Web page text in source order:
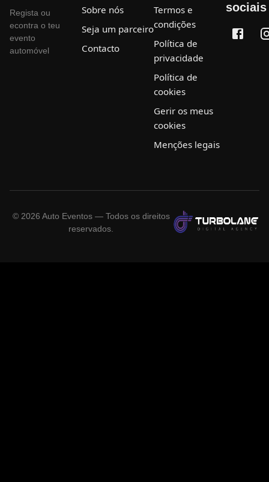
Regista ou
econtra o teu
evento
automóvel
Sobre nós
Seja um parceiro
Contacto
Termos e
condições
Política de
privacidade
Política de
cookies
Gerir os meus
cookies
Menções legais
sociais
© 2026 Auto Eventos — Todos os direitos
reservados.